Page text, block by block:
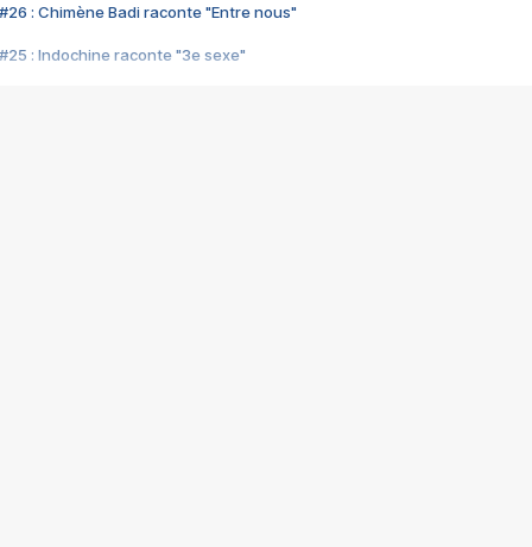
#26 : Chimène Badi raconte "Entre nous"
#25 : Indochine raconte "3e sexe"